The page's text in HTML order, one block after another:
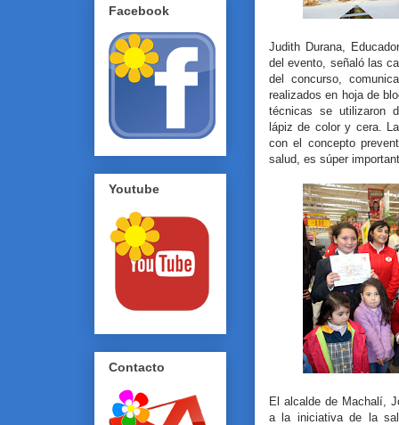
Judith Durana,
del evento, señaló las
del concurso,
realizados en hoja de
técnicas se utilizaron
lápiz de color y cera.
con el concepto
salud, es súper
El alcalde de Machalí,
a la iniciativa de la
Facebook
Youtube
Contacto